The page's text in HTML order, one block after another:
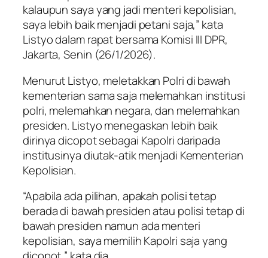
kalaupun saya yang jadi menteri kepolisian,
saya lebih baik menjadi petani saja,” kata
Listyo dalam rapat bersama Komisi III DPR,
Jakarta, Senin (26/1/2026).
Menurut Listyo, meletakkan Polri di bawah
kementerian sama saja melemahkan institusi
polri, melemahkan negara, dan melemahkan
presiden. Listyo menegaskan lebih baik
dirinya dicopot sebagai Kapolri daripada
institusinya diutak-atik menjadi Kementerian
Kepolisian.
“Apabila ada pilihan, apakah polisi tetap
berada di bawah presiden atau polisi tetap di
bawah presiden namun ada menteri
kepolisian, saya memilih Kapolri saja yang